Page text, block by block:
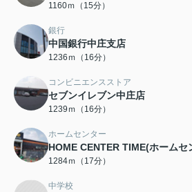
1160ｍ（15分）
銀行
中国銀行中庄支店
1236ｍ（16分）
コンビニエンスストア
セブンイレブン中庄店
1239ｍ（16分）
ホームセンター
HOME CENTER TIME(ホーム
1284ｍ（17分）
中学校